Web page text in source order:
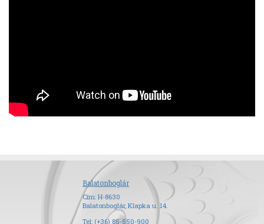
Balatonboglár
Cím: H-8630
Balatonboglár, Klapka u. 14.
Tel: (+36) 85-550-900